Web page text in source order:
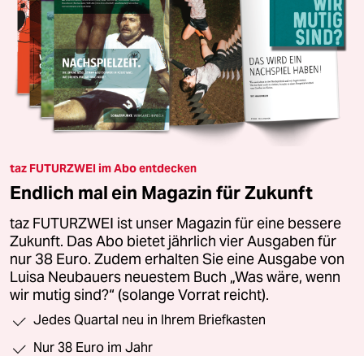
taz FUTURZWEI im Abo entdecken
Endlich mal ein Magazin für Zukunft
taz FUTURZWEI ist unser Magazin für eine bessere
Zukunft. Das Abo bietet jährlich vier Ausgaben für
nur 38 Euro. Zudem erhalten Sie eine Ausgabe von
Luisa Neubauers neuestem Buch „Was wäre, wenn
wir mutig sind?“ (solange Vorrat reicht).
Jedes Quartal neu in Ihrem Briefkasten
Nur 38 Euro im Jahr